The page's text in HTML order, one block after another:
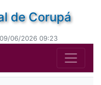
de Corupá
06/2026 09:23